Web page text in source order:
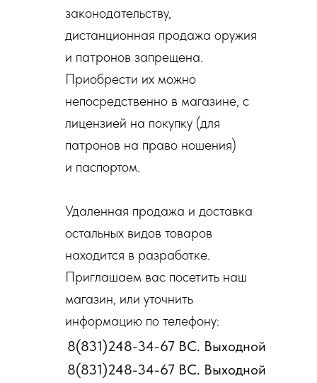
законодательству,
дистанционная продажа оружия
и патронов запрещена.
Приобрести их можно
непосредственно в магазине, с
лицензией на покупку (для
патронов на право ношения)
и паспортом.
Удаленная продажа и доставка
остальных видов товаров
находится в разработке.
Приглашаем вас посетить наш
магазин, или уточнить
информацию по телефону:
8(831)248-34-67 ВС. Выходной
8(831)248-34-67 ВС. Выходной